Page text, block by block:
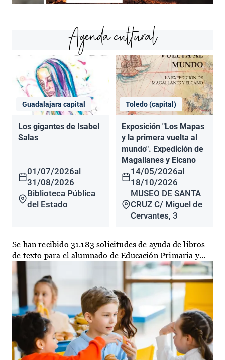
Agenda cultural
Guadalajara capital
Los gigantes de Isabel
Salas
01/07/2026al
31/08/2026
Biblioteca Pública
del Estado
Toledo (capital)
Exposición "Los Mapas
y la primera vuelta al
mundo". Expedición de
Magallanes y Elcano
14/05/2026al
18/10/2026
MUSEO DE SANTA
CRUZ C/ Miguel de
Cervantes, 3
Se han recibido 31.183 solicitudes de ayuda de libros
de texto para el alumnado de Educación Primaria y...